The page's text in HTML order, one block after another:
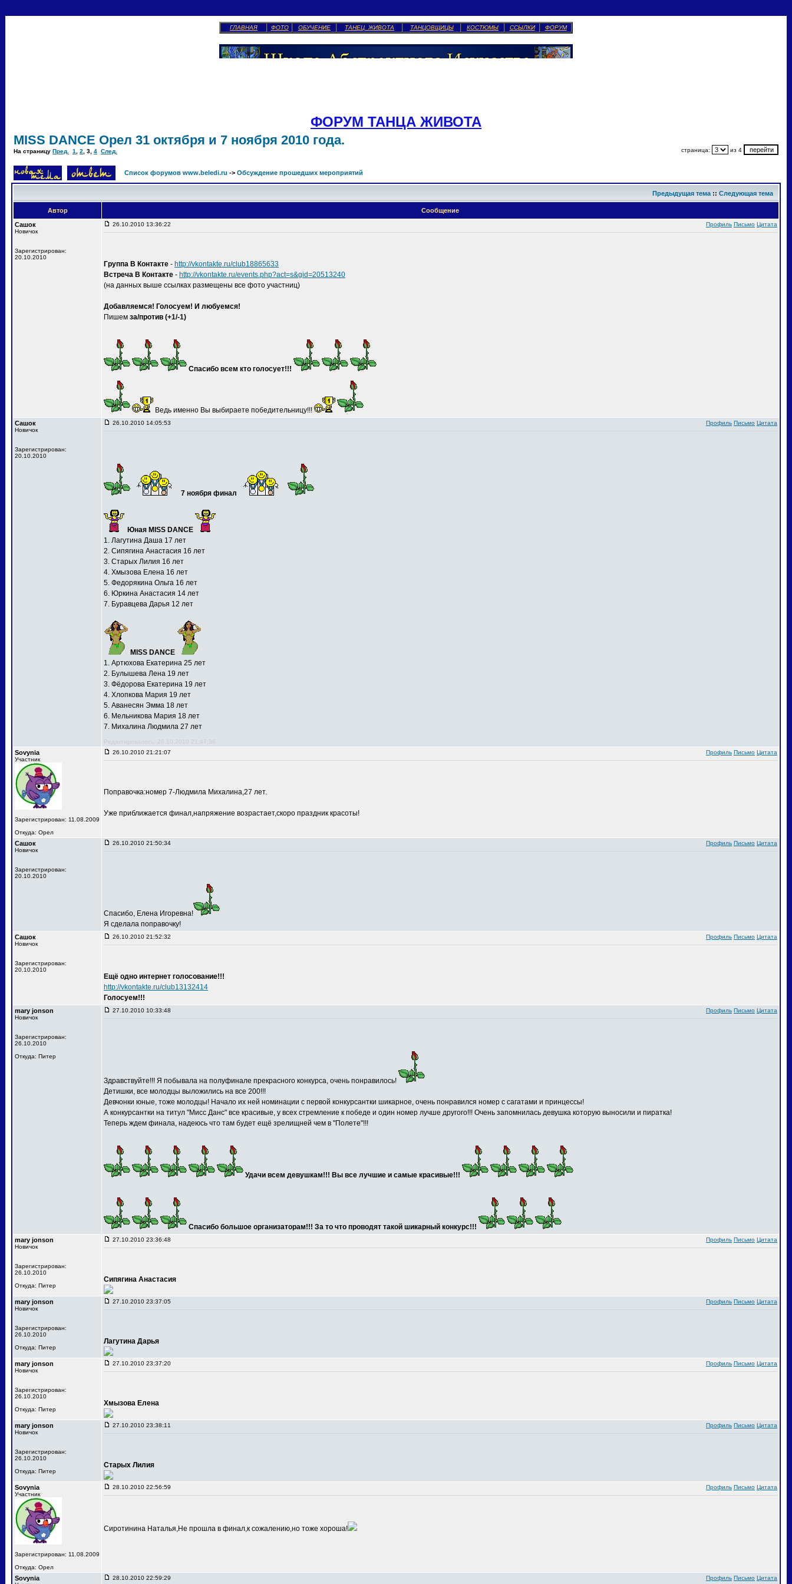
ГЛАВНАЯ ФОТО ОБУЧЕНИЕ ТАНЕЦ ЖИВОТА ТАНЦОВЩИЦЫ КОСТЮМЫ ССЫЛКИ ФОРУМ
ФОРУМ ТАНЦА ЖИВОТА
MISS DANCE Орел 31 октября и 7 ноября 2010 года.
На страницу Пред. 1 2 3 4 След. страница: из 4
Список форумов www.beledi.ru -> Обсуждение прошедших мероприятий
Предыдущая тема :: Следующая тема
Автор
Сообщение
Сашок
Новичок
Зарегистрирован:
20.10.2010
26.10.2010 13:36:22 Профиль Письмо Цитата
Группа В Контакте - http://vkontakte.ru/club18865633
Встреча В Контакте - http://vkontakte.ru/events.php?act=s&gid=20513240
(на данных выше ссылках размещены все фото участниц)
Добавляемся! Голосуем! И любуемся!
Пишем за/против (+1/-1)
Спасибо всем кто голосует!!!
Ведь именно Вы выбираете победительницу!!!
Сашок
Новичок
Зарегистрирован:
20.10.2010
26.10.2010 14:05:53 Профиль Письмо Цитата
7 ноября финал
Юная MISS DANCE
1. Лагутина Даша 17 лет
2. Сипягина Анастасия 16 лет
3. Старых Лилия 16 лет
4. Хмызова Елена 16 лет
5. Федорякина Ольга 16 лет
6. Юркина Анастасия 14 лет
7. Буравцева Дарья 12 лет
MISS DANCE
1. Артюхова Екатерина 25 лет
2. Булышева Лена 19 лет
3. Фёдорова Екатерина 19 лет
4. Хлопкова Мария 19 лет
5. Аванесян Эмма 18 лет
6. Мельникова Мария 18 лет
7. Михалина Людмила 27 лет
Редактировалось: 26.10.2010 21:47:36
Sovynia
Участник
Зарегистрирован: 11.08.2009
Откуда: Орел
26.10.2010 21:21:07 Профиль Письмо Цитата
Поправочка:номер 7-Людмила Михалина,27 лет.
Уже приближается финал,напряжение возрастает,скоро праздник красоты!
Сашок
Новичок
Зарегистрирован:
20.10.2010
26.10.2010 21:50:34 Профиль Письмо Цитата
Спасибо, Елена Игоревна!
Я сделала поправочку!
Сашок
Новичок
Зарегистрирован:
20.10.2010
26.10.2010 21:52:32 Профиль Письмо Цитата
Ещё одно интернет голосование!!!
http://vkontakte.ru/club13132414
Голосуем!!!
mary jonson
Новичок
Зарегистрирован:
26.10.2010
Откуда: Питер
27.10.2010 10:33:48 Профиль Письмо Цитата
Здравствуйте!!! Я побывала на полуфинале прекрасного конкурса, очень понравилось!
Детишки, все молодцы выложились на все 200!!!
Девчонки юные, тоже молодцы! Начало их ней номинации с первой конкурсантки шикарное, очень понравился номер с сагатами и принцессы!
А конкурсантки на титул "Мисс Данс" все красивые, у всех стремление к победе и один номер лучше другого!!! Очень запомнилась девушка которую выносили и пиратка!
Теперь ждем финала, надеюсь что там будет ещё зрелищней чем в "Полете"!!!
Удачи всем девушкам!!! Вы все лучшие и самые красивые!!!
Спасибо большое организаторам!!! За то что проводят такой шикарный конкурс!!!
mary jonson
Новичок
Зарегистрирован:
26.10.2010
Откуда: Питер
27.10.2010 23:36:48 Профиль Письмо Цитата
Сипягина Анастасия
mary jonson
Новичок
Зарегистрирован:
26.10.2010
Откуда: Питер
27.10.2010 23:37:05 Профиль Письмо Цитата
Лагутина Дарья
mary jonson
Новичок
Зарегистрирован:
26.10.2010
Откуда: Питер
27.10.2010 23:37:20 Профиль Письмо Цитата
Хмызова Елена
mary jonson
Новичок
Зарегистрирован:
26.10.2010
Откуда: Питер
27.10.2010 23:38:11 Профиль Письмо Цитата
Старых Лилия
Sovynia
Участник
Зарегистрирован: 11.08.2009
Откуда: Орел
28.10.2010 22:56:59 Профиль Письмо Цитата
Сиротинина Наталья,Не прошла в финал,к сожалению,но тоже хороша!
Sovynia 28.10.2010 22:59:29 Профиль Письмо Цитата